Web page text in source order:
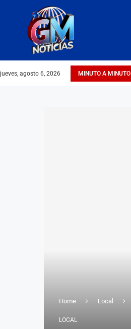
jueves, agosto 6, 2026 MINUTO A MINUTO
Home Local
LOCAL